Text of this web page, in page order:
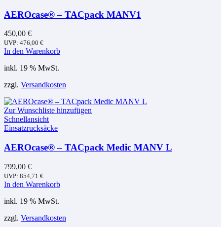
AEROcase® – TACpack MANV1
450,00 €
UVP: 476,00 €
In den Warenkorb
inkl. 19 % MwSt.
zzgl. Versandkosten
Zur Wunschliste hinzufügen
Schnellansicht
Einsatzrucksäcke
AEROcase® – TACpack Medic MANV L
799,00 €
UVP: 854,71 €
In den Warenkorb
inkl. 19 % MwSt.
zzgl. Versandkosten